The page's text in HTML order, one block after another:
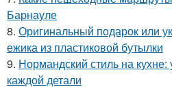
Барнауле
8. Оригинальный подарок или
ежика из пластиковой бутылки
9. Нормандский стиль на кухне:
каждой детали